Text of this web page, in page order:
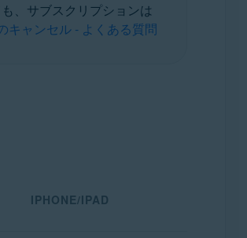
、サブスクリプションは
キャンセル - よくある質問
IPHONE/IPAD